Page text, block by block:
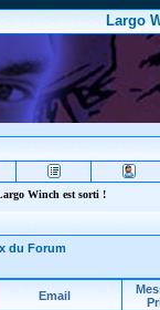
Largo
Winch est sorti !
du Forum
Email